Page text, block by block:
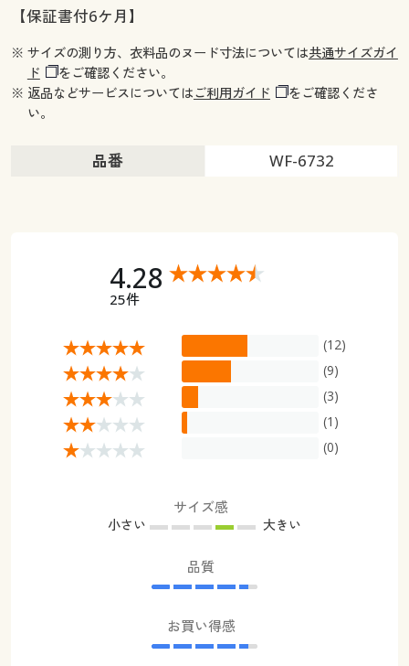
【保証書付6ケ月】
※ サイズの測り方、衣料品のヌード寸法については共通サイズガイ
ド
をご確認ください。
※ 返品などサービスについてはご利用ガイド
をご確認くださ
い。
品番 WF-6732
4.28
25件
(12)
(9)
(3)
(1)
(0)
サイズ感
小さい 大きい
品質
お買い得感